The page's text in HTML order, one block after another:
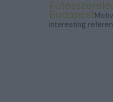
Budapest
interesting